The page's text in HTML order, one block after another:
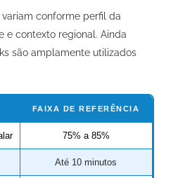
conforme perfil da
e contexto regional. Ainda
são amplamente utilizados
FAIXA DE REFERÊNCIA
75% a 85%
Até 10 minutos